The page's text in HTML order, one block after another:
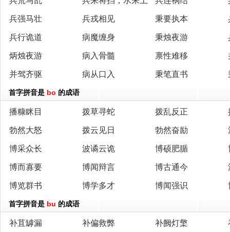
掩
兵强马壮 兵戎相见 秉要执本
兵行诡道 病魔缠身 秉烛夜游
炳烛夜游 病入骨髓 禀性难移
并驾齐驱 病从口入 秉笔直书
首字拼音是 bo 的成语
播糠眯目 拨草寻蛇 拨乱反正
勃然大怒 拨云见日 勃然奋励
博采众长 波谲云诡 博硕肥腯
博而寡要 博闻辩言 博古通今
博览群书 博学多才 博闻强识
首字拼音是 bu 的成语
补苴罅漏 补偏救弊 补阙灯檠